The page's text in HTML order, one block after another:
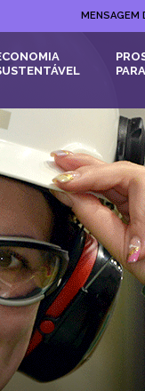
MENSAGEM